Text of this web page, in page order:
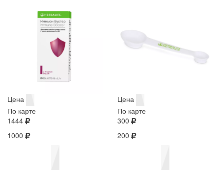
Цена
По карте
1444
1000
Цена
По карте
300
200